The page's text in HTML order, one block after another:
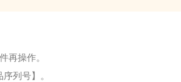
再操作。
列号】。